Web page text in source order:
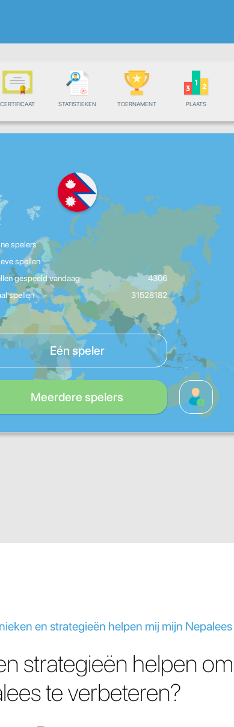
CERTIFICAAT STATISTIEKEN TOERNAMENT PLAATS
spelers
spellen
gespeeld vandaag
4306
spellen
31528182
Eén speler
Meerdere spelers
en strategieën helpen mij mijn
strategieën helpen
te verbeteren?